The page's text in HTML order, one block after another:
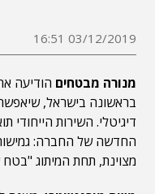
03/12/2019 16:51
מנורה מבטחים הודיעה
בראשונה בישראל,
דיגיטלי. השירות הייחודי
החדשה של החברה:
מצוינת, תחת המיתוג